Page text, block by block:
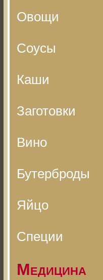
Овощи
Соусы
Каши
Заготовки
Вино
Бутерброды
Яйцо
Специи
Медицина